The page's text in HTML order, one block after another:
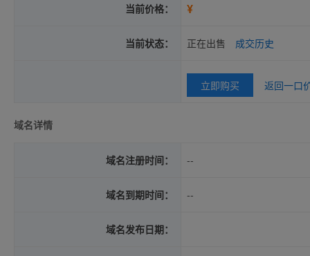
当前价格： ¥
当前状态： 正在出售 成交历史
立即购买 返回一口
域名详情
域名注册时间： --
域名到期时间： --
域名发布日期：